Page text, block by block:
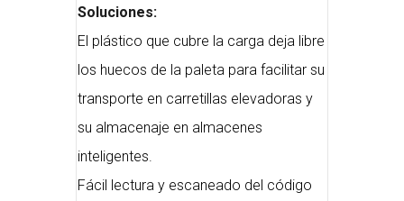
Soluciones:
El plástico que cubre la carga deja libre
los huecos de la paleta para facilitar su
transporte en carretillas elevadoras y
su almacenaje en almacenes
inteligentes.
Fácil lectura y escaneado del código